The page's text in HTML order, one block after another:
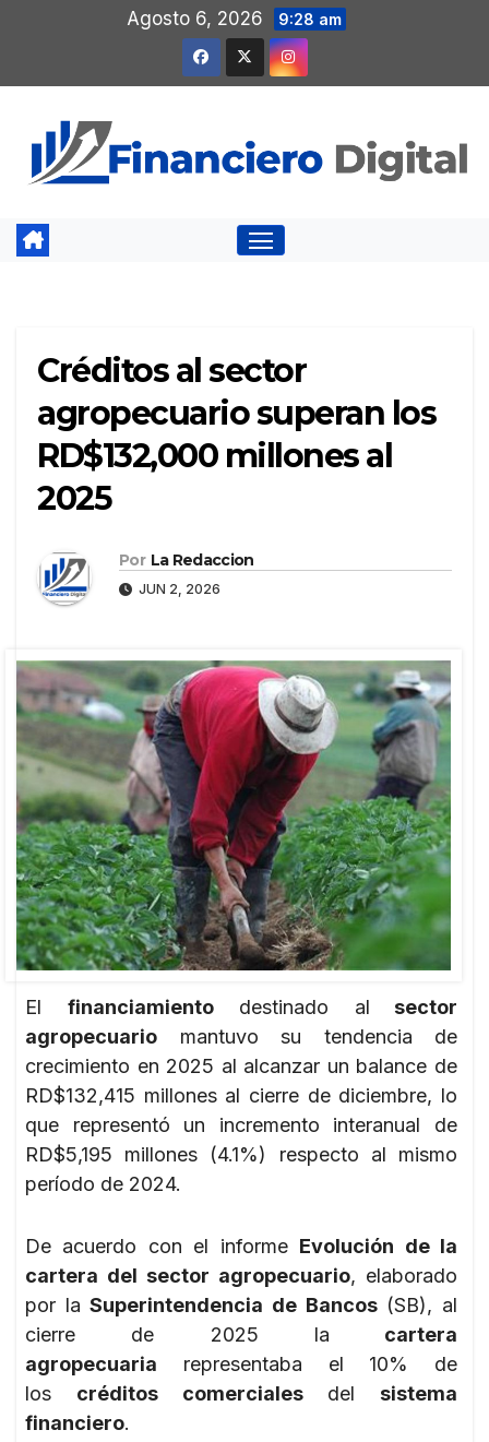
contenido
Agosto 6, 2026 9:28 am
Créditos al sector
agropecuario superan los
RD$132,000 millones al
2025
Por La Redaccion
JUN 2, 2026
El financiamientodestinado al sector
agropecuario mantuvo su tendencia de
crecimiento en 2025 al alcanzar un balance de
RD$132,415 millones al cierre de diciembre, lo
que representó un incremento interanual de
RD$5,195 millones (4.1%) respecto al mismo
período de 2024.
De acuerdo con el informe Evolución de la
cartera del sector agropecuario, elaborado
por laSuperintendencia de Bancos(SB), al
cierre de 2025 la cartera
agropecuaria representaba el 10% de
los créditos comercialesdel sistema
financiero.